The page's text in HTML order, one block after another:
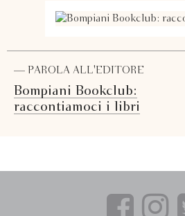
— PAROLA ALL'EDITORE
Bompiani Bookclub:
raccontiamoci i libri